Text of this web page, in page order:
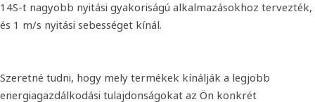
14S-t nagyobb nyitási gyakoriságú alkalmazásokhoz tervezték,
és 1 m/s nyitási sebességet kínál.
Szeretné tudni, hogy mely termékek kínálják a legjobb
energiagazdálkodási tulajdonságokat az Ön konkrét